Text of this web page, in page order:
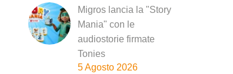
Migros lancia la "Story
Mania" con le
audiostorie firmate
Tonies
5 Agosto 2026